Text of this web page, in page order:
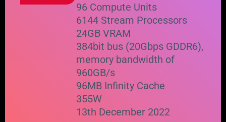
96 Compute Units
6144 Stream Processors
24GB VRAM
384bit bus (20Gbps GDDR6),
memory bandwidth of
960GB/s
96MB Infinity Cache
355W
13th December 2022